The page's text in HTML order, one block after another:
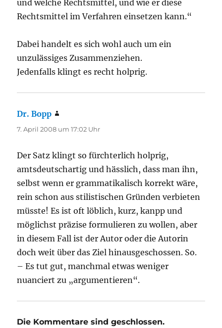
und welche Rechtsmittel, und wie er diese
Rechtsmittel im Verfahren einsetzen kann.“
Dabei handelt es sich wohl auch um ein
unzulässiges Zusammenziehen.
Jedenfalls klingt es recht holprig.
Dr. Bopp
7. April 2008 um 17:02 Uhr
Der Satz klingt so fürchterlich holprig,
amtsdeutschartig und hässlich, dass man ihn,
selbst wenn er grammatikalisch korrekt wäre,
rein schon aus stilistischen Gründen verbieten
müsste! Es ist oft löblich, kurz, kanpp und
möglichst präzise formulieren zu wollen, aber
in diesem Fall ist der Autor oder die Autorin
doch weit über das Ziel hinausgeschossen. So.
– Es tut gut, manchmal etwas weniger
nuanciert zu „argumentieren“.
Die Kommentare sind geschlossen.